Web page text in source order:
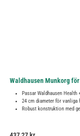
Waldhausen Munkorg
Passar Waldhausen Health
24 cm diameter för vanliga
Robust konstruktion med